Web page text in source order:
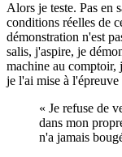
Alors je teste. Pas en
conditions réelles de
démonstration n'est
salis, j'aspire, je
machine au comptoir,
je l'ai mise à l'épreuve
« Je refuse de
dans mon
n'a jamais